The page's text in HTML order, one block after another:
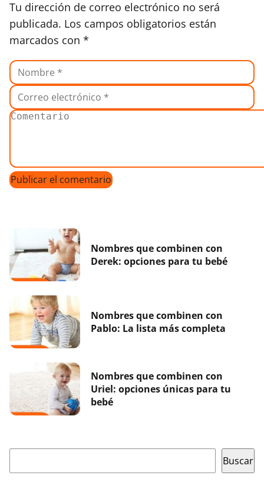
Tu dirección de correo electrónico no será
publicada. Los campos obligatorios están
marcados con *
Nombres que combinen con
Derek: opciones para tu bebé
Nombres que combinen con
Pablo: La lista más completa
Nombres que combinen con
Uriel: opciones únicas para tu
bebé
Buscar